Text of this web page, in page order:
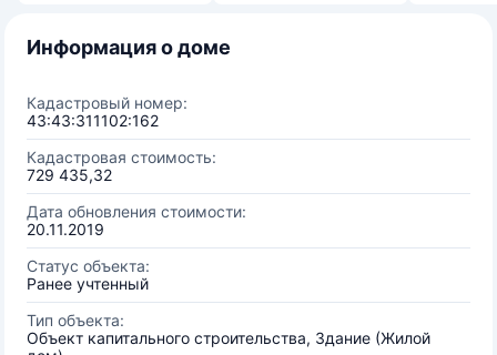
Информация о доме
Кадастровый номер:
43:43:311102:162
Кадастровая стоимость:
729 435,32
Дата обновления стоимости:
20.11.2019
Статус объекта:
Ранее учтенный
Тип объекта:
Объект капитального строительства, Здание (Жилой